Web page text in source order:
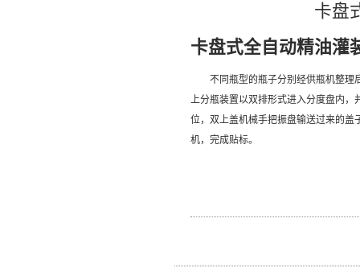
卡盘
卡盘式全自动精油灌
不同瓶型的瓶子分别经供瓶机整理后
上分瓶装置以双排形式进入分度盘内，
位，双上盖机械手把振盘输送过来的盖
机，完成贴标。